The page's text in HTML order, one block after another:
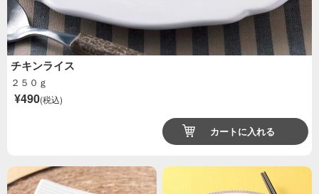
チキンライス
２５０ｇ
¥490(税込)
カートに入れる